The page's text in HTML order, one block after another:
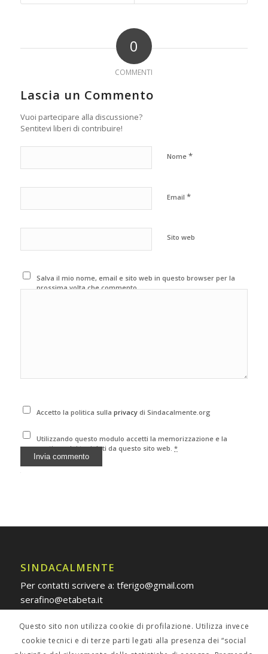
0
COMMENTI
Lascia un Commento
Vuoi partecipare alla discussione?
Sentitevi liberi di contribuire!
Nome *
Email *
Sito web
Salva il mio nome, email e sito web in questo browser per la
prossima volta che commento.
Accetto la politica sullaprivacydi Sindacalmente.org
Utilizzando questo modulo accetti la memorizzazione e la
gestione dei tuoi dati da questo sito web.*
SINDACALMENTE
Per contatti scrivere a: tferigo@gmail.com
serafino@etabeta.it
Questo sito non utilizza cookie di profilazione. Utilizza invece
cookie tecnici e di terze parti legati alla presenza dei “social